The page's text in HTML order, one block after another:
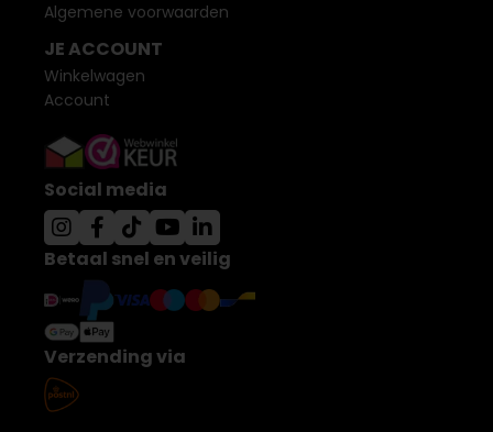
Algemene voorwaarden
JE ACCOUNT
Winkelwagen
Account
Social media
Betaal snel en veilig
Verzending via